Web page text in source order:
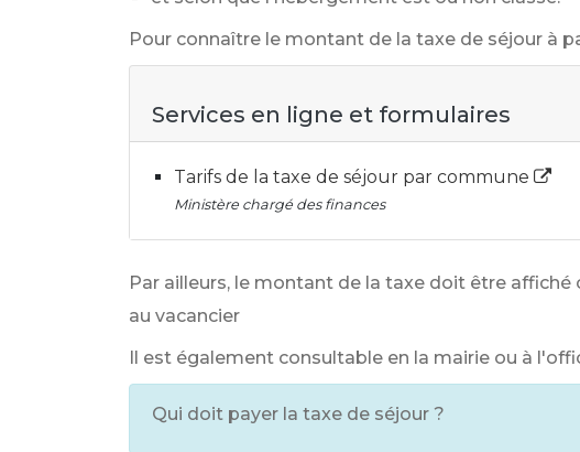
Pour connaître le montant de la taxe de séjour à
Services en ligne et formulaires
Tarifs de la taxe de séjour par commune
Ministère chargé des finances
Par ailleurs, le montant de la taxe doit être
au vacancier
Il est également consultable en la mairie ou à
Qui doit payer la taxe de séjour ?